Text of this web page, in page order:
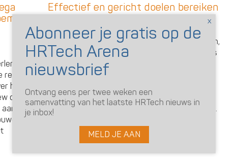
haar
over
Effectief en gericht doelen bereiken
08 augustus 2023 doorGITP
Voor organisaties die het verschil willen maken,
wordt het ‘DNA’ van hun medewerkers steeds
meer dé bepalende factor, zegt GITP. Met HR
analytics is het mogelijk om heel gericht de
koppeling te maken tussen de kwaliteiten en
talenten van medewerkers en het
onderscheidend vermogen van de organisatie.
[Lees meer …]
Ontvang eens per twee weken een
samenvatting van het laatste HRTech nieuws in
je inbox!
MELD JE AAN